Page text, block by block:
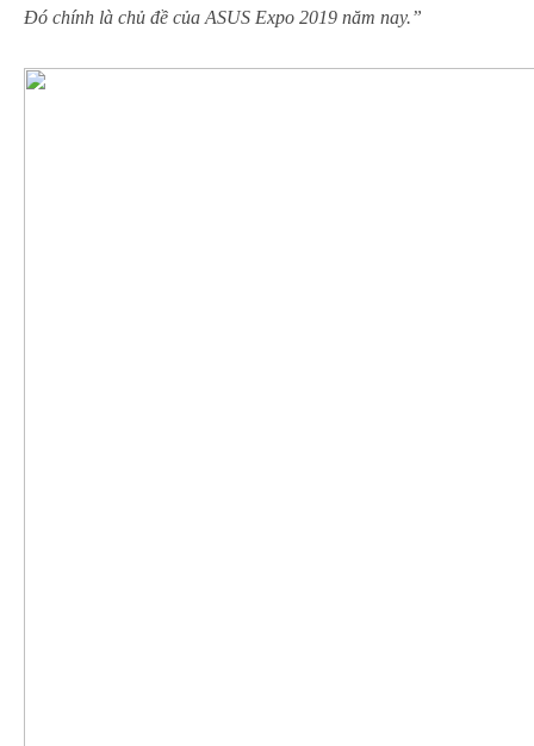
Đó chính là chủ đề của ASUS Expo 2019 năm nay.”